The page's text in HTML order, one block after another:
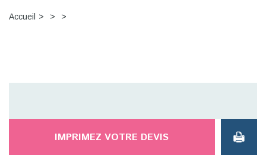
Accueil
IMPRIMEZ VOTRE DEVIS